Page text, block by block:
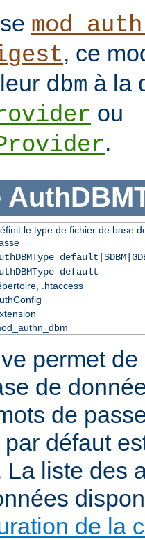
, ce
dbm à la
ou
.
le type de fichier de base
default
.htaccess
permet
de
de
défaut
La liste des
de la